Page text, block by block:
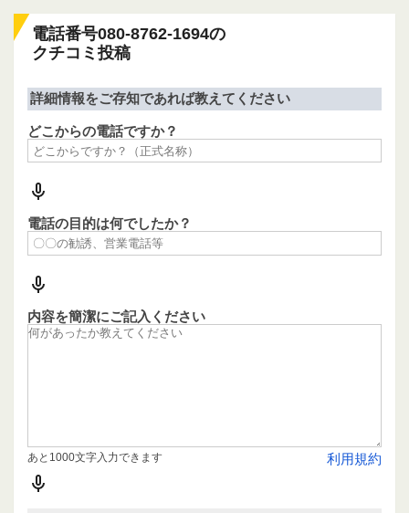
電話番号080-8762-1694の
クチコミ投稿
詳細情報をご存知であれば教えてください
どこからの電話ですか？
電話の目的は何でしたか？
内容を簡潔にご記入ください
利用規約
あと1000文字入力できます